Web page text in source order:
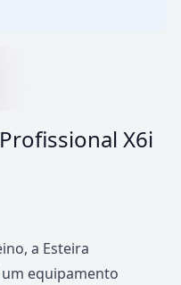
X6i
a Esteira
equipamento